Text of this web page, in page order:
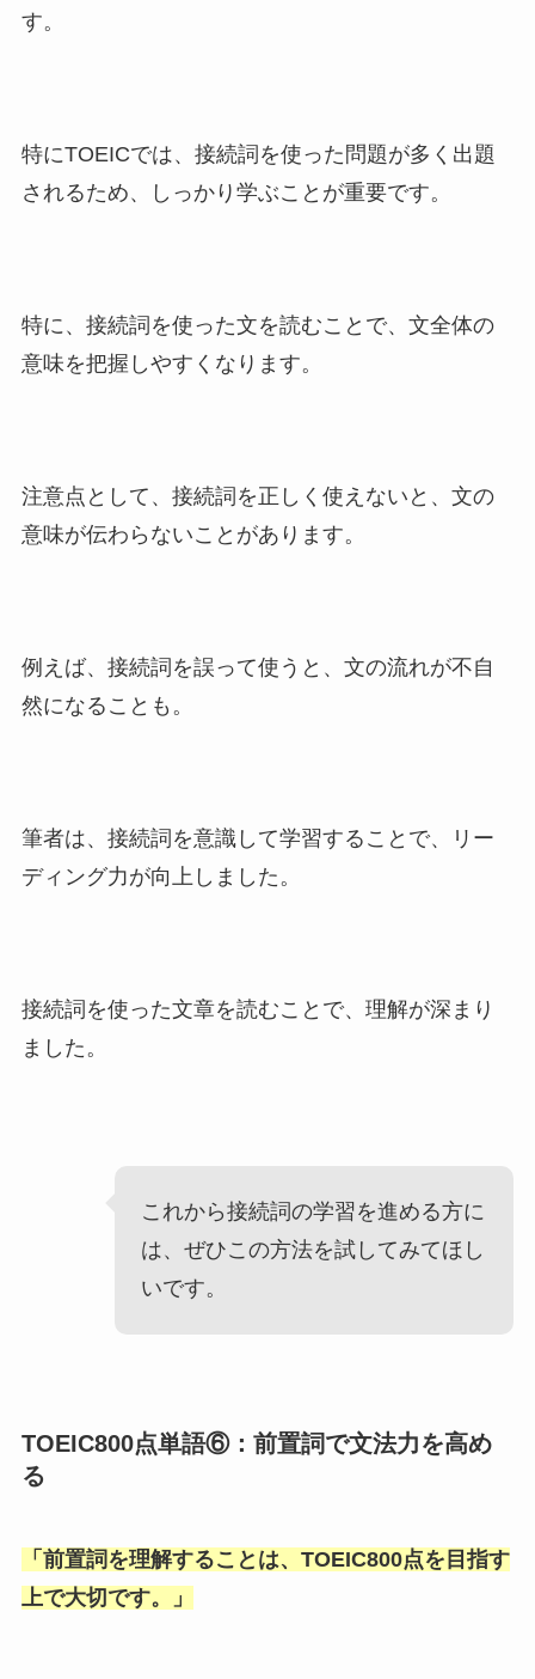
す。
特にTOEICでは、接続詞を使った問題が多く出題
されるため、しっかり学ぶことが重要です。
特に、接続詞を使った文を読むことで、文全体の
意味を把握しやすくなります。
注意点として、接続詞を正しく使えないと、文の
意味が伝わらないことがあります。
例えば、接続詞を誤って使うと、文の流れが不自
然になることも。
筆者は、接続詞を意識して学習することで、リー
ディング力が向上しました。
接続詞を使った文章を読むことで、理解が深まり
ました。
これから接続詞の学習を進める方に
は、ぜひこの方法を試してみてほし
いです。
TOEIC800点単語⑥：前置詞で文法力を高め
る
「 前置詞を理解することは、TOEIC800点を目指す
上で大切です。
」